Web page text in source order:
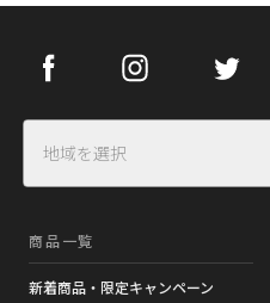
Facebook Instagram Twitter
地域を選択
商品一覧
新着商品・限定キャンペーン